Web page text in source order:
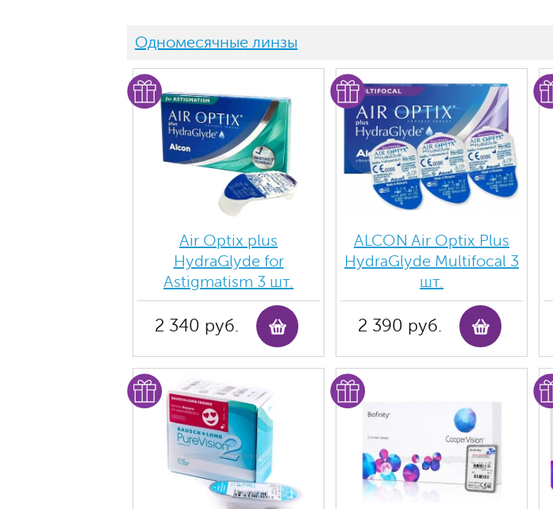
Одномесячные линзы
Air Optix plus
HydraGlyde for
Astigmatism 3 шт.
2 340 руб.
ALCON Air Optix Plus
HydraGlyde Multifocal 3
шт.
2 390 руб.